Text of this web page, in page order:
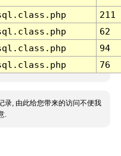
211
62
94
76
录, 由此给您带来的访问不便我
.